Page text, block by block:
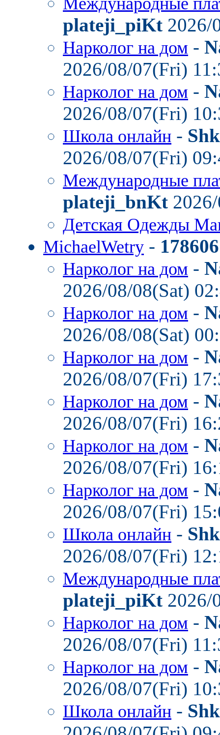
plateji_piKt 2026/
Нарколог на дом -
2026/08/07(Fri)
Нарколог на дом -
2026/08/07(Fri)
Школа онлайн -
2026/08/07(Fri)
Международные
plateji_bnKt
Детская Одежды
MichaelWetry -
Нарколог на дом -
2026/08/08(Sat)
Нарколог на дом -
2026/08/08(Sat)
Нарколог на дом -
2026/08/07(Fri)
Нарколог на дом -
2026/08/07(Fri)
Нарколог на дом -
2026/08/07(Fri)
Нарколог на дом -
2026/08/07(Fri)
Школа онлайн -
2026/08/07(Fri)
Международные
plateji_piKt 2026/
Нарколог на дом -
2026/08/07(Fri)
Нарколог на дом -
2026/08/07(Fri)
Школа онлайн -